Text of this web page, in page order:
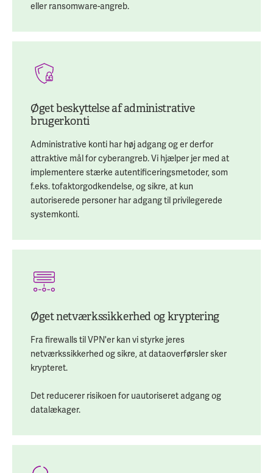
eller ransomware-angreb.
Øget beskyttelse af administrative
brugerkonti
Administrative konti har høj adgang og er derfor
attraktive mål for cyberangreb. Vi hjælper jer med at
implementere stærke autentificeringsmetoder, som
f.eks. tofaktorgodkendelse, og sikre, at kun
autoriserede personer har adgang til privilegerede
systemkonti.
Øget netværkssikkerhed og kryptering
Fra firewalls til VPN'er kan vi styrke jeres
netværkssikkerhed og sikre, at dataoverførsler sker
krypteret.
Det reducerer risikoen for uautoriseret adgang og
datalækager.